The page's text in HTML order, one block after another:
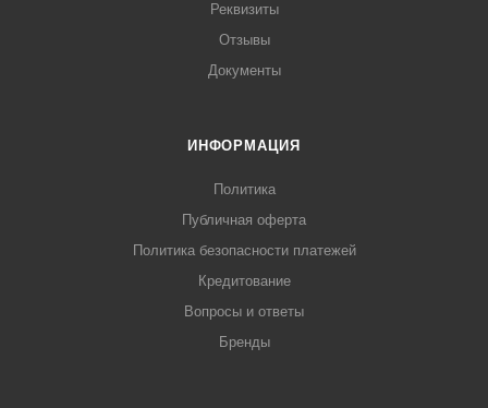
Реквизиты
Отзывы
Документы
ИНФОРМАЦИЯ
Политика
Публичная оферта
Политика безопасности платежей
Кредитование
Вопросы и ответы
Бренды